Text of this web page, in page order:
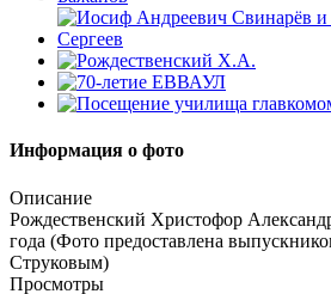
Информация о фото
Описание
Рождественский Христофор
года (Фото предоставлена
Струковым)
Просмотры